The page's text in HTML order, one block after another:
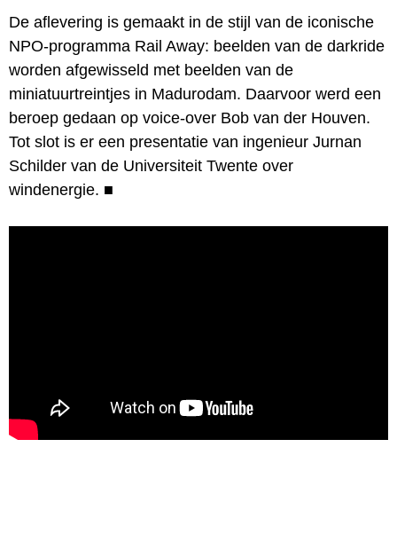
De aflevering is gemaakt in de stijl van de iconische
NPO-programma Rail Away: beelden van de darkride
worden afgewisseld met beelden van de
miniatuurtreintjes in Madurodam. Daarvoor werd een
beroep gedaan op voice-over Bob van der Houven.
Tot slot is er een presentatie van ingenieur Jurnan
Schilder van de Universiteit Twente over
windenergie. ■